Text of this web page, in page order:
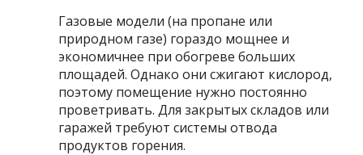
Газовые модели (на пропане или
природном газе) гораздо мощнее и
экономичнее при обогреве больших
площадей. Однако они сжигают кислород,
поэтому помещение нужно постоянно
проветривать. Для закрытых складов или
гаражей требуют системы отвода
продуктов горения.